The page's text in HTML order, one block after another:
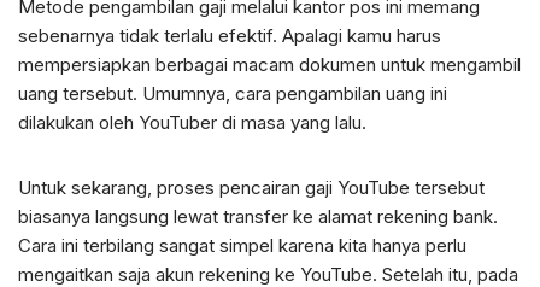
Metode pengambilan gaji melalui kantor pos ini memang
sebenarnya tidak terlalu efektif. Apalagi kamu harus
mempersiapkan berbagai macam dokumen untuk mengambil
uang tersebut. Umumnya, cara pengambilan uang ini
dilakukan oleh YouTuber di masa yang lalu.
Untuk sekarang, proses pencairan gaji YouTube tersebut
biasanya langsung lewat transfer ke alamat rekening bank.
Cara ini terbilang sangat simpel karena kita hanya perlu
mengaitkan saja akun rekening ke YouTube. Setelah itu, pada